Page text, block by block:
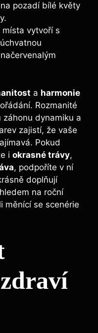
pozadí bílé květy
místa vytvoří s
a harmonie
Rozmanité
dynamiku a
zajistí, že vaše
Pokud
i okrasné trávy,
, podpoříte v ní
doplňují
na roční
měnící se scenérie